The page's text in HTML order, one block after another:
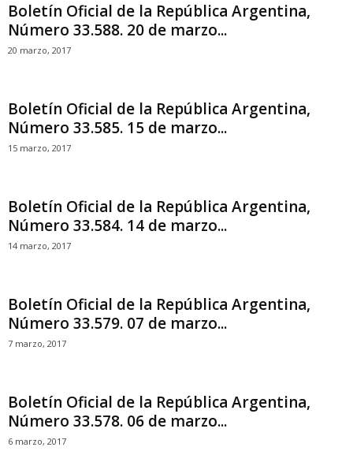
Boletín Oficial de la República Argentina,
Número 33.588. 20 de marzo...
20 marzo, 2017
Boletín Oficial de la República Argentina,
Número 33.585. 15 de marzo...
15 marzo, 2017
Boletín Oficial de la República Argentina,
Número 33.584. 14 de marzo...
14 marzo, 2017
Boletín Oficial de la República Argentina,
Número 33.579. 07 de marzo...
7 marzo, 2017
Boletín Oficial de la República Argentina,
Número 33.578. 06 de marzo...
6 marzo, 2017